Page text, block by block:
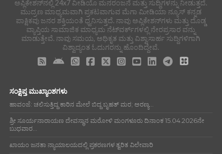
ಅಪ್ಲಿಕೇಶನ್‌ನಲ್ಲಿ 24x7 ವೀಡಿಯೊ ಮನರಂಜನೆ ಮತ್ತು ಸುದ್ದಿಗಳನ್ನು ನೀಡುತ್ತದೆ.
ಮುದ್ರಣ ಮಾಧ್ಯಮವಾಗಿ ಪ್ರಕಟವಾಗುವ ಮೆಗಾ ಮೀಡಿಯಾ ನ್ಯೂಸ್ ಕನ್ನಡ
ಪಾಕ್ಷಿಕವು ಜನರ ಶಕ್ತಿಯಂತೆ ಧ್ವನಿಸುತ್ತದೆ. ನಾವು ಅಪ್ಲಿಕೇಶನ್‌ಗಳು ಮತ್ತು ದೊಡ್ಡ
ವ್ಯಾಪ್ತಿಯ ಸಾಮಾಜಿಕ ಮಾಧ್ಯಮ ನೆಟ್‌ವರ್ಕ್‌ಗಳಲ್ಲಿ ನೇರಪ್ರಸಾರ ವನ್ನು
ಮಾಡುತ್ತೇವೆ. ನಾವು ಸಮಯ, ಅಧಿಕೃತ ಮತ್ತು ವಿಶ್ವಾಸಾರ್ಹ ಸುದ್ದಿಗಳಿಗಾಗಿ
ವಿಶ್ವಾದ್ಯಂತ ಓದುಗರನ್ನು ಹೊಂದಿದ್ದೇವೆ.
ಸಂಕ್ಷಿಪ್ತ ಮುಖ್ಯಾಂಶಗಳು
ಹಾವಂಜೆ: ಚಲಿಸುತ್ತಿದ್ದ ಕಾರಿನ ಮೇಲೆ ಬಿದ್ದ ಬೃಹತ್ ಮರ; ಅರಣ್ಯ...
ಶ್ರೀ ಸೂರ್ಯನಾರಾಯಣ ದೇವಸ್ಥಾನ ಮರೋಳಿ ಮಂಗಳೂರು ದಿನಾಂಕ 15.04.2026ನೇ
ಬುಧವಾರ...
ಖಾಯಂ ಜನತಾ ನ್ಯಾಯಾಲಯದಲ್ಲಿ ಪ್ರಕರಣಗಳ ತ್ವರಿತ ವಿಲೇವಾರಿ